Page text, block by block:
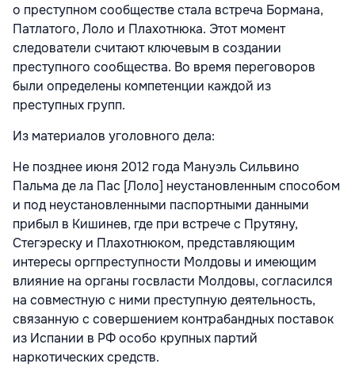
о преступном сообществе стала встреча Бормана,
Патлатого, Лоло и Плахотнюка. Этот момент
следователи считают ключевым в создании
преступного сообщества. Во время переговоров
были определены компетенции каждой из
преступных групп.
Из материалов уголовного дела:
Не позднее июня 2012 года Мануэль Сильвино
Пальма де ла Пас [Лоло] неустановленным способом
и под неустановленными паспортными данными
прибыл в Кишинев, где при встрече с Прутяну,
Стегэреску и Плахотнюком, представляющим
интересы оргпреступности Молдовы и имеющим
влияние на органы госвласти Молдовы, согласился
на совместную с ними преступную деятельность,
связанную с совершением контрабандных поставок
из Испании в РФ особо крупных партий
наркотических средств.